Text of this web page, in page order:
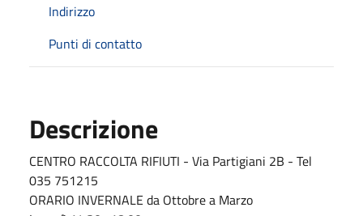
Indirizzo
Punti di contatto
Descrizione
CENTRO RACCOLTA RIFIUTI - Via Partigiani 2B - Tel
035 751215
ORARIO INVERNALE da Ottobre a Marzo